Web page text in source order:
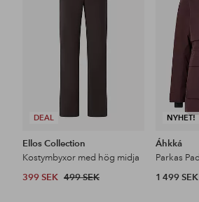
DEAL
Ellos Collection
Kostymbyxor med hög midja
399 SEK 499 SEK
NYHET!
Áhkká
1 499 SEK